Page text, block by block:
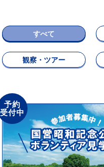
すべて
観察・ツアー
予約
受付中